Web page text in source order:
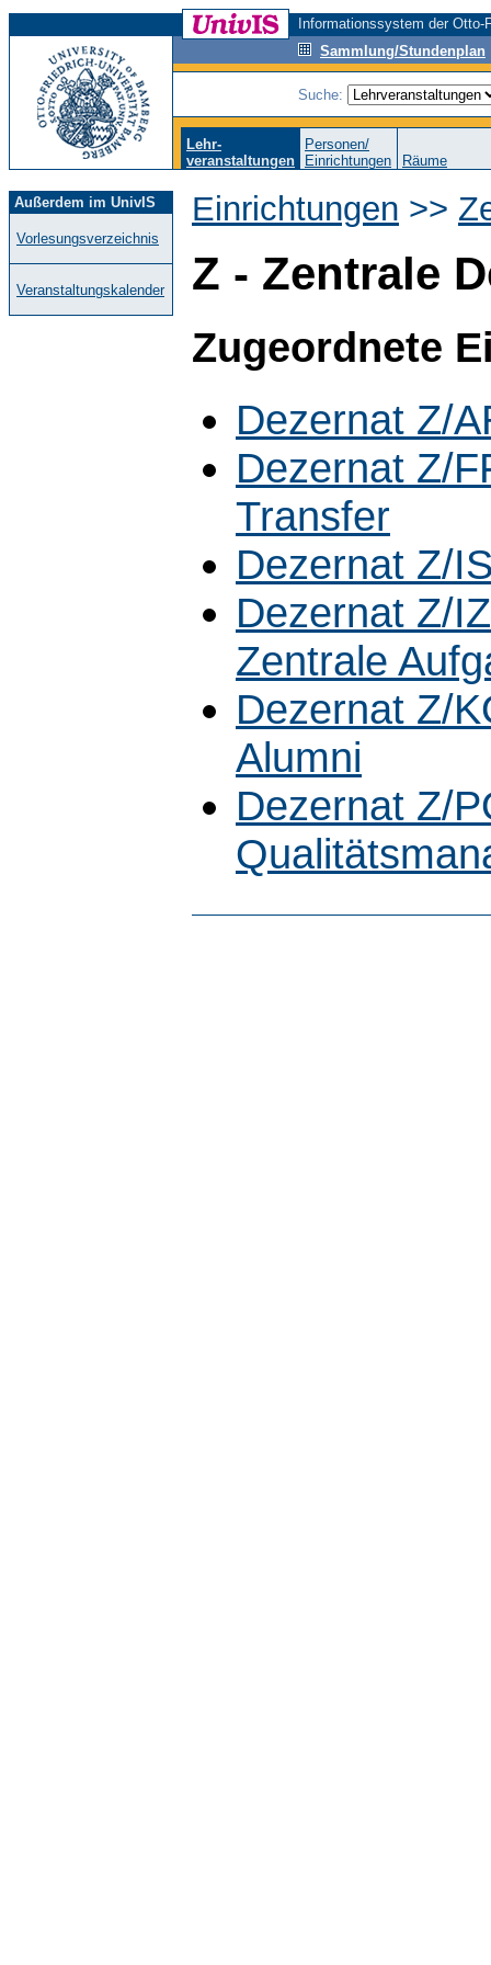
Informationssystem der
Sammlung/Stundenplan
Suche:
Lehr-
veranstaltungen
Personen/
Einrichtungen
Räume
Außerdem im UnivIS
Vorlesungsverzeichnis
Veranstaltungskalender
Einrichtungen >>
Z - Zentrale
Zugeordnete
Dezernat Z/
Dezernat Z/
Transfer
Dezernat Z/
Dezernat Z/
Zentrale
Dezernat Z/
Alumni
Dezernat Z/